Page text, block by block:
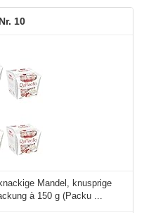
10
Mandel, knusprige
à 150 g (Packu ...